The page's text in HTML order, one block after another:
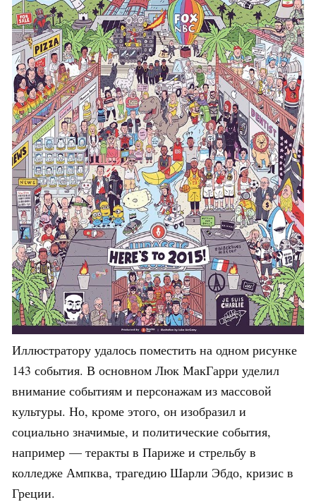
Иллюстратору удалось поместить на одном рисунке
143 события. В основном Люк МакГарри уделил
внимание событиям и персонажам из массовой
культуры. Но, кроме этого, он изобразил и
социально значимые, и политические события,
например — теракты в Париже и стрельбу в
колледже Ампква, трагедию Шарли Эбдо, кризис в
Греции.